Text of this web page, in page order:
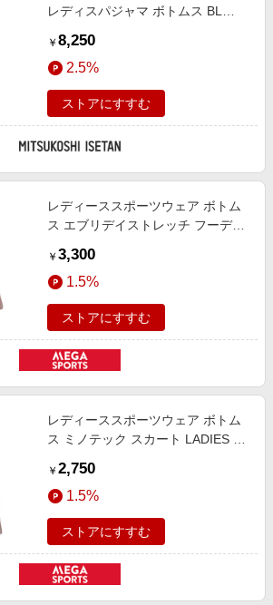
レディスパジャマ ボトムス BL
￥ 8,250
2.5%
ストアにすすむ
レディーススポーツウェア ボトム
ス エブリデイストレッチ フーディ
ッドローズ 008-311121-1450
￥ 3,300
1.5%
ストアにすすむ
レディーススポーツウェア ボトム
ス ミノテック スカート LADIES レ
43003
￥ 2,750
1.5%
ストアにすすむ